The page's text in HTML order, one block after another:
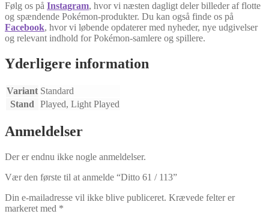
Følg os på Instagram, hvor vi næsten dagligt deler billeder af flotte
og spændende Pokémon-produkter. Du kan også finde os på
Facebook, hvor vi løbende opdaterer med nyheder, nye udgivelser
og relevant indhold for Pokémon-samlere og spillere.
Yderligere information
Variant Standard
Stand
Played, Light Played
Anmeldelser
Der er endnu ikke nogle anmeldelser.
Vær den første til at anmelde “Ditto 61 / 113”
Din e-mailadresse vil ikke blive publiceret. Krævede felter er
markeret med *